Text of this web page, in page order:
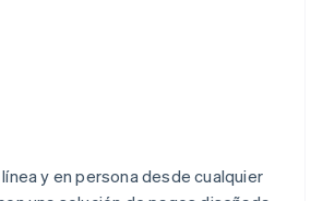
y en persona desde cualquier